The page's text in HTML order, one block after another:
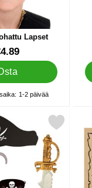
Lapset
1-2 päivää
Tarvikesarja